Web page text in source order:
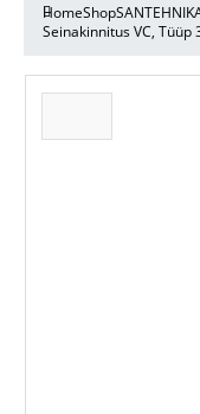
HomeShop
Seinakinnitus VC, Tüüp